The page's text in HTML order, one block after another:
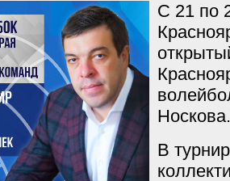
С 21 по
Носкова.
В